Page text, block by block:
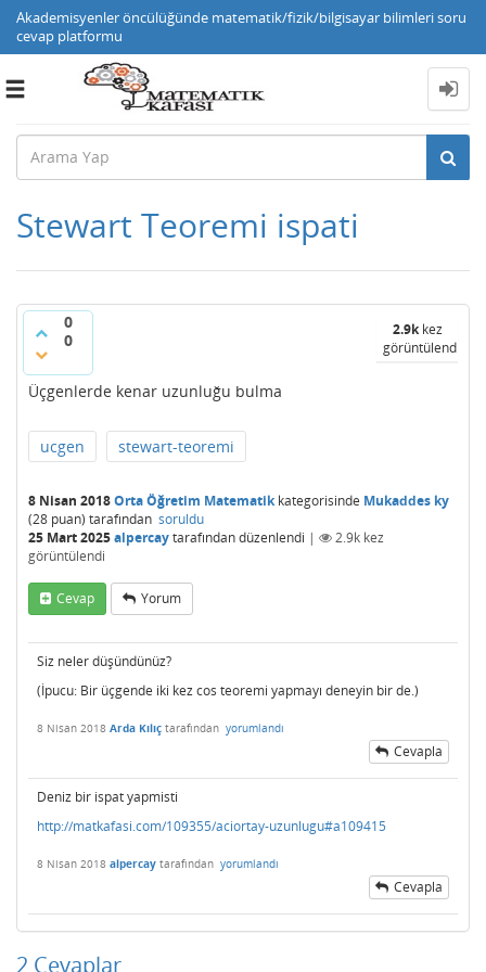
Akademisyenler öncülüğünde matematik/fizik/bilgisayar bilimleri soru
cevap platformu
Toggle
Stewart Teoremi ispati
0
0
2.9kkez
görüntülendi
Üçgenlerde kenar uzunluğu bulma
ucgen stewart-teoremi
8 Nisan 2018Orta Öğretim Matematikkategorisinde Mukaddes ky
(28 puan) tarafından soruldu
25 Mart 2025alpercaytarafındandüzenlendi | 2.9k kez
görüntülendi
Cevap Yorum
Siz neler düşündünüz?
(İpucu: Bir üçgende iki kez cos teoremi yapmayı deneyin bir de.)
8 Nisan 2018 Arda Kılıç tarafından yorumlandı
Cevapla
Deniz bir ispat yapmisti
http://matkafasi.com/109355/aciortay-uzunlugu#a109415
8 Nisan 2018 alpercay tarafından yorumlandı
Cevapla
2 Cevaplar